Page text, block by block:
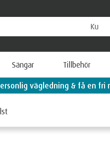
Sängar Tillbehör
vägledning & få en fri